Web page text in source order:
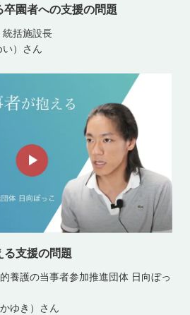
園者への支援の問題
括施設長
）さん
支援の問題
養護の当事者参加推進団体 日向ぼっ
ゆき）さん